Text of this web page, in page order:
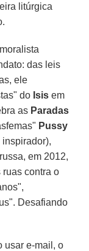
litúrgica
das leis
ele
do Isis em
as Paradas
Pussy
em 2012,
contra o
Desafiando
usar e-mail, o